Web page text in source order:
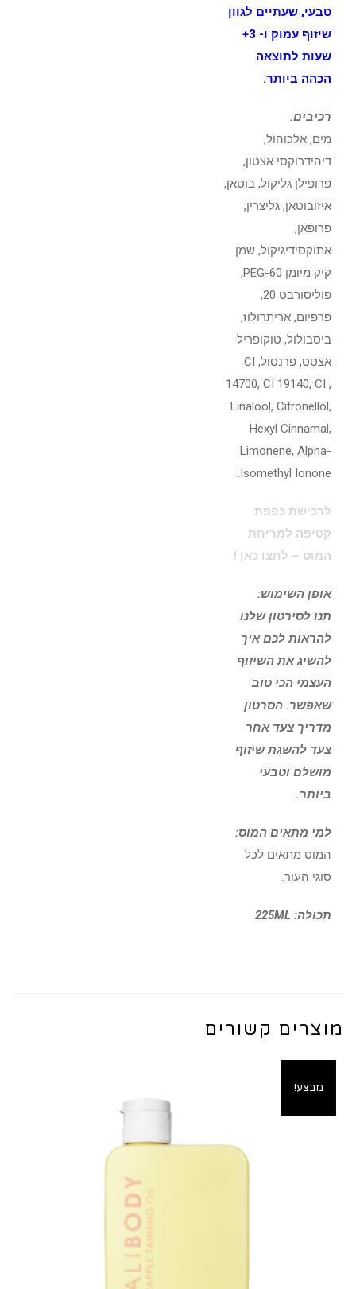
טבעי, שעתיים לגוון
שיזוף עמוק ו- 3+
שעות לתוצאה
הכהה ביותר.
רכיבים:
מים, אלכוהול,
דיהידרוקסי אצטון,
פרופילן גליקול, בוטאן,
איזובוטאן, גליצרין,
פרופאן,
אתוקסידיגיקול, שמן
קיק מיומן PEG-60,
פוליסורבט 20,
פרפיום, אריתרולוז,
ביסבולול, טוקופריל
אצטט, פרנסול, CI
14700, CI 19140, CI ,
Linalool, Citronellol,
Hexyl Cinnamal,
Limonene, Alpha-
Isomethyl Ionone.
לרכישת כפפת
קטיפה למריחת
המוס – לחצו כאן !
אופן השימוש:
תנו לסירטון שלנו
להראות לכם איך
להשיג את השיזוף
העצמי הכי טוב
שאפשר. הסרטון
מדריך צעד אחר
צעד להשגת שיזוף
מושלם וטבעי
ביותר.
למי מתאים המוס:
המוס מתאים לכל
סוגי העור.
תכולה: 225ML
מוצרים קשורים
מבצע!